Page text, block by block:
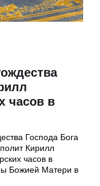
часов в
Господа Бога
Кирилл
часов в
Божией Матери в